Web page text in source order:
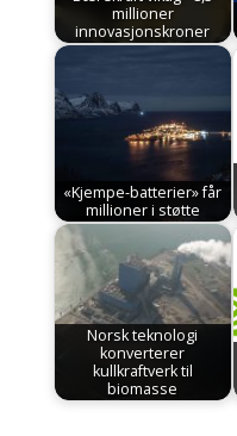
millioner
innovasjonskroner
«Kjempe-batterier» får
millioner i støtte
Norsk teknologi
konverterer
kullkraftverk til
biomasse